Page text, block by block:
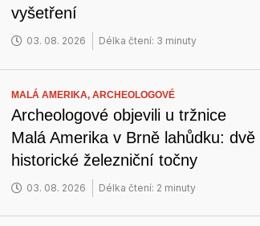
vyšetření
03. 08. 2026 Délka čtení: 3 minuty
MALÁ AMERIKA,ARCHEOLOGOVÉ
Archeologové objevili u tržnice
Malá Amerika v Brně lahůdku: dvě
historické železniční točny
03. 08. 2026 Délka čtení: 2 minuty